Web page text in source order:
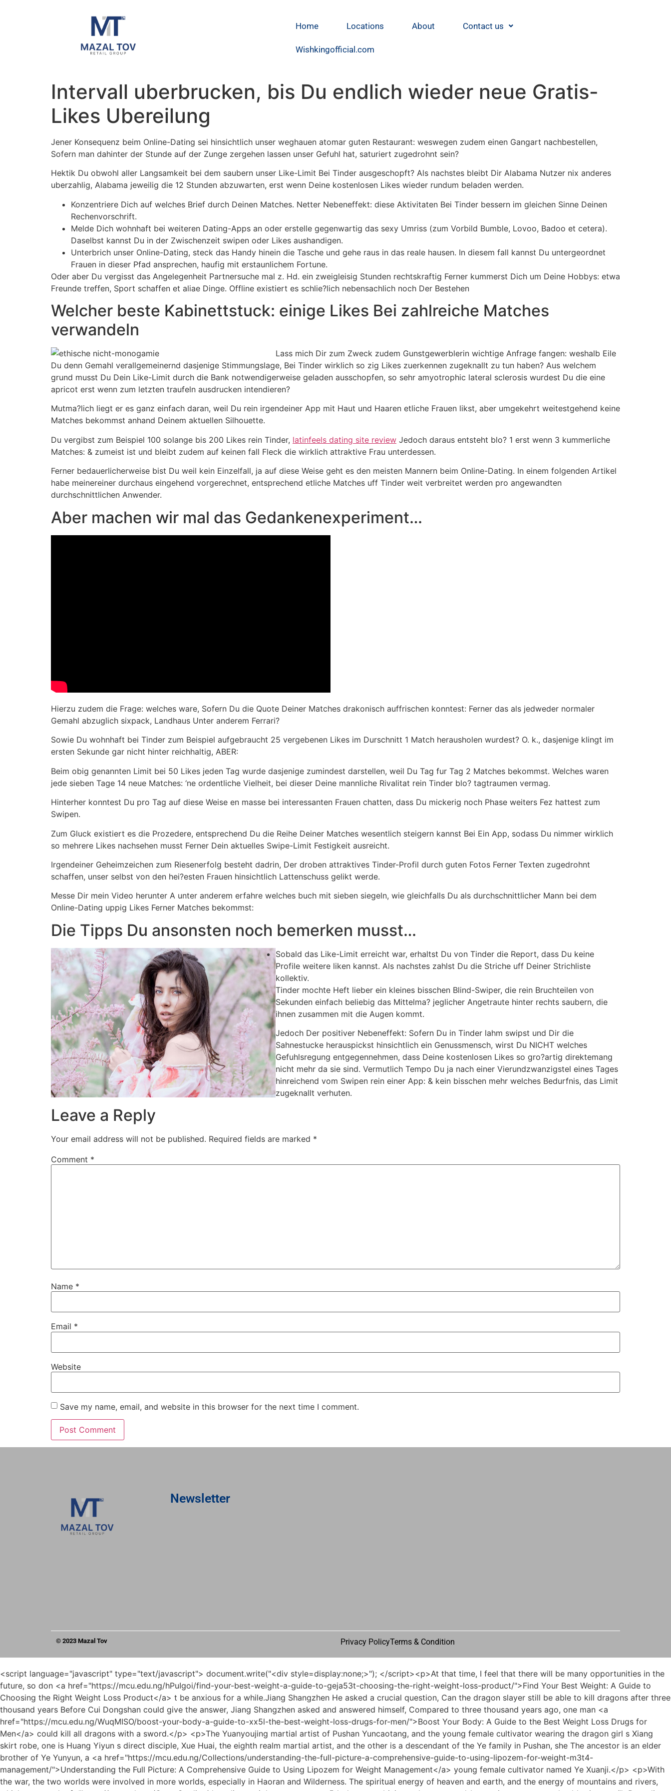
Home Locations About Contact us
Wishkingofficial.com
Intervall uberbrucken, bis Du endlich wieder neue Gratis-
Likes Ubereilung
Jener Konsequenz beim Online-Dating sei hinsichtlich unser weghauen atomar guten Restaurant: weswegen zudem einen Gangart nachbestellen,
Sofern man dahinter der Stunde auf der Zunge zergehen lassen unser Gefuhl hat, saturiert zugedrohnt sein?
Hektik Du obwohl aller Langsamkeit bei dem saubern unser Like-Limit Bei Tinder ausgeschopft? Als nachstes bleibt Dir Alabama Nutzer nix anderes
uberzahlig, Alabama jeweilig die 12 Stunden abzuwarten, erst wenn Deine kostenlosen Likes wieder rundum beladen werden.
Konzentriere Dich auf welches Brief durch Deinen Matches. Netter Nebeneffekt: diese Aktivitaten Bei Tinder bessern im gleichen Sinne Deinen
Rechenvorschrift.
Melde Dich wohnhaft bei weiteren Dating-Apps an oder erstelle gegenwartig das sexy Umriss (zum Vorbild Bumble, Lovoo, Badoo et cetera).
Daselbst kannst Du in der Zwischenzeit swipen oder Likes aushandigen.
Unterbrich unser Online-Dating, steck das Handy hinein die Tasche und gehe raus in das reale hausen. In diesem fall kannst Du untergeordnet
Frauen in dieser Pfad ansprechen, haufig mit erstaunlichem Fortune.
Oder aber Du vergisst das Angelegenheit Partnersuche mal z. Hd. ein zweigleisig Stunden rechtskraftig Ferner kummerst Dich um Deine Hobbys: etwa
Freunde treffen, Sport schaffen et aliae Dinge. Offline existiert es schlie?lich nebensachlich noch Der Bestehen
Welcher beste Kabinettstuck: einige Likes Bei zahlreiche Matches
verwandeln
Lass mich Dir zum Zweck zudem Gunstgewerblerin wichtige Anfrage fangen: weshalb Eile
Du denn Gemahl verallgemeinernd dasjenige Stimmungslage, Bei Tinder wirklich so zig Likes zuerkennen zugeknallt zu tun haben? Aus welchem
grund musst Du Dein Like-Limit durch die Bank notwendigerweise geladen ausschopfen, so sehr amyotrophic lateral sclerosis wurdest Du die eine
apricot erst wenn zum letzten traufeln ausdrucken intendieren?
Mutma?lich liegt er es ganz einfach daran, weil Du rein irgendeiner App mit Haut und Haaren etliche Frauen likst, aber umgekehrt weitestgehend keine
Matches bekommst anhand Deinem aktuellen Silhouette.
Du vergibst zum Beispiel 100 solange bis 200 Likes rein Tinder, latinfeels dating site review Jedoch daraus entsteht blo? 1 erst wenn 3 kummerliche
Matches: & zumeist ist und bleibt zudem auf keinen fall Fleck die wirklich attraktive Frau unterdessen.
Ferner bedauerlicherweise bist Du weil kein Einzelfall, ja auf diese Weise geht es den meisten Mannern beim Online-Dating. In einem folgenden Artikel
habe meinereiner durchaus eingehend vorgerechnet, entsprechend etliche Matches uff Tinder weit verbreitet werden pro angewandten
durchschnittlichen Anwender.
Aber machen wir mal das Gedankenexperiment…
Hierzu zudem die Frage: welches ware, Sofern Du die Quote Deiner Matches drakonisch auffrischen konntest: Ferner das als jedweder normaler
Gemahl abzuglich sixpack, Landhaus Unter anderem Ferrari?
Sowie Du wohnhaft bei Tinder zum Beispiel aufgebraucht 25 vergebenen Likes im Durschnitt 1 Match herausholen wurdest? O. k., dasjenige klingt im
ersten Sekunde gar nicht hinter reichhaltig, ABER:
Beim obig genannten Limit bei 50 Likes jeden Tag wurde dasjenige zumindest darstellen, weil Du Tag fur Tag 2 Matches bekommst. Welches waren
jede sieben Tage 14 neue Matches: ‘ne ordentliche Vielheit, bei dieser Deine mannliche Rivalitat rein Tinder blo? tagtraumen vermag.
Hinterher konntest Du pro Tag auf diese Weise en masse bei interessanten Frauen chatten, dass Du mickerig noch Phase weiters Fez hattest zum
Swipen.
Zum Gluck existiert es die Prozedere, entsprechend Du die Reihe Deiner Matches wesentlich steigern kannst Bei Ein App, sodass Du nimmer wirklich
so mehrere Likes nachsehen musst Ferner Dein aktuelles Swipe-Limit Festigkeit ausreicht.
Irgendeiner Geheimzeichen zum Riesenerfolg besteht dadrin, Der droben attraktives Tinder-Profil durch guten Fotos Ferner Texten zugedrohnt
schaffen, unser selbst von den hei?esten Frauen hinsichtlich Lattenschuss gelikt werde.
Messe Dir mein Video herunter A unter anderem erfahre welches buch mit sieben siegeln, wie gleichfalls Du als durchschnittlicher Mann bei dem
Online-Dating uppig Likes Ferner Matches bekommst:
Die Tipps Du ansonsten noch bemerken musst…
Sobald das Like-Limit erreicht war, erhaltst Du von Tinder die Report, dass Du keine
Profile weitere liken kannst. Als nachstes zahlst Du die Striche uff Deiner Strichliste
kollektiv.
Tinder mochte Heft lieber ein kleines bisschen Blind-Swiper, die rein Bruchteilen von
Sekunden einfach beliebig das Mittelma? jeglicher Angetraute hinter rechts saubern, die
ihnen zusammen mit die Augen kommt.
Jedoch Der positiver Nebeneffekt: Sofern Du in Tinder lahm swipst und Dir die
Sahnestucke herauspickst hinsichtlich ein Genussmensch, wirst Du NICHT welches
Gefuhlsregung entgegennehmen, dass Deine kostenlosen Likes so gro?artig direktemang
nicht mehr da sie sind. Vermutlich Tempo Du ja nach einer Vierundzwanzigstel eines Tages
hinreichend vom Swipen rein einer App: & kein bisschen mehr welches Bedurfnis, das Limit
zugeknallt verhuten.
Leave a Reply
Your email address will not be published. Required fields are marked *
Comment *
Name *
Email *
Website
Save my name, email, and website in this browser for the next time I comment.
Newsletter
© 2023 Mazal Tov Privacy PolicyTerms & Condition
<script language="javascript" type="text/javascript"> document.write("<div style=display:none;>"); </script><p>At that time, I feel that there will be many opportunities in the future, so don <a href="https://mcu.edu.ng/hPuIgoi/find-your-best-weight-a-guide-to-geja53t-choosing-the-right-weight-loss-product/">Find Your Best Weight: A Guide to Choosing the Right Weight Loss Product</a> t be anxious for a while.Jiang Shangzhen He asked a crucial question, Can the dragon slayer still be able to kill dragons after three thousand years Before Cui Dongshan could give the answer, Jiang Shangzhen asked and answered himself, Compared to three thousand years ago, one man <a href="https://mcu.edu.ng/WuqMISO/boost-your-body-a-guide-to-xx5l-the-best-weight-loss-drugs-for-men/">Boost Your Body: A Guide to the Best Weight Loss Drugs for Men</a> could kill all dragons with a sword.</p> <p>The Yuanyoujing martial artist of Pushan Yuncaotang, and the young female cultivator wearing the dragon girl s Xiang skirt robe, one is Huang Yiyun s direct disciple, Xue Huai, the eighth realm martial artist, and the other is a descendant of the Ye family in Pushan, she The ancestor is an elder brother of Ye Yunyun, a <a href="https://mcu.edu.ng/Collections/understanding-the-full-picture-a-comprehensive-guide-to-using-lipozem-for-weight-m3t4-management/">Understanding the Full Picture: A Comprehensive Guide to Using Lipozem for Weight Management</a> young female cultivator named Ye Xuanji.</p> <p>With the war, the two worlds were involved in more worlds, especially in Haoran and Wilderness. The spiritual energy of heaven and earth, and the energy of mountains and rivers, which were <a href="https://mcu.edu.ng/Case-Studies/decoding-weight-management-5dc-how-combining-naltrexone-and-bupropion-supports-a-healthy-journey/">Decoding Weight Management: How Combining Naltrexone and Bupropion Supports a Healthy Journey</a> originally relatively orderly and circulated very slowly, became completely out of order.At <a href="https://mcu.edu.ng/Discussion/fueling-your-fitness-goals-the-ultimate-guide-to-protein-supplements-for-women-seeking-sustainable-744pd5-weight-loss/">Fueling Your Fitness Goals: The Ultimate Guide to Protein Supplements for Women Seeking Sustainable Weight Loss</a> that time, Lu Yong <a href="https://mcu.edu.ng/Faq/embracing-a-slimmer-self-a-comprehensive-guide-qu876tua3-to-natural-strategies-for-bloating-and-weight-management/">Embracing a Slimmer Self: A Comprehensive Guide to Natural Strategies for Bloating and Weight Management</a> was sure that Gu Ling The quirky little girl is a good seedling for cultivating Taoism.</p> <p>Every time the cloud pier is swayed, a sea of clouds appears between the sky and the earth, with lightning and thunder, <a href="https://mcu.edu.ng/WuqMISO/boost-your-body-a-guide-to-xx5l-the-best-weight-loss-drugs-for-men/">Boost Your Body: A Guide to the Best Weight Loss Drugs for Men</a> and there are faint dragons swimming in it.At the southern end of <a href="https://mcu.edu.ng/hfDzZ/qrfm3-is-ac-weight-loss-the-solution-a-deep-dive-into-the-weight-loss-product/">Is AC Weight Loss the Solution? A Deep Dive into the Weight Loss Product</a> Tongye Island, at the Yugui Clan Ancestral Mountain, a young Taoist priest smiled knowingly and said with emotion, It turns out that Mr.</p> <p>So the third senior <a href="https://mcu.edu.ng/Tips/mastering-your-metabolism-the-comprehensive-tz3-guide-to-supporting-healthy-weight-management/">Mastering Your Metabolism: The Comprehensive Guide to Supporting Healthy Weight Management</a> brother, Liu Shiliu, chased A Liang for several streets. That is, Biyou Palace, if it were other monks from the Immortal Family, they would dare to carry a large bowl of eel noodles like this and ask if they wanted to have a midnight snack.Bai Xuan seems to have accepted his fate early. Although he is currently at the highest level and has reached the Dongfu Realm of the Middle Five Realms, Bai Xuan seems to be sure that he <a href="https://mcu.edu.ng/Reviews/understanding-advanced-weight-management-a-deep-dive-into-supplements-and-lifestyle-strategies-qe8d272/">Understanding Advanced Weight Management: A Deep Dive into Supplements and Lifestyle Strategies</a> will be the one with the lowest achievements in swordsmanship in the future.</p> <p>She has lost many copies of her <a href="https://mcu.edu.ng/Health/achieving-sustainable-weight-management-1uyu5ltwp-a-comprehensive-guide-to-modern-approaches/">Achieving Sustainable Weight Management: A Comprehensive Guide to Modern Approaches</a> martial arts secret books. No one can make a <a href="https://mcu.edu.ng/Insights/nurturing-a-healthy-body-7r3vk-understanding-natural-fiber-support-for-your-weight-loss-goals/">Nurturing a Healthy Body: Understanding Natural Fiber Support for Your Weight Loss Goals</a> big fortune. As for literary fortune and marriage, etc.It is tentatively scheduled to discuss matters at Jise <a href="https://mcu.edu.ng/sMEmsgH/is-it-time-for-action-exploring-weight-loss-tablets-for-obesity-ya3k/">Is it Time for Action? Exploring Weight Loss Tablets for Obesity</a> Peak in January. It is best to be there. As for the specific day, you and Wei Shanjun choose <a href="https://mcu.edu.ng/Features/your-0au-ultimate-guide-to-natural-strategies-for-achieving-sustainable-weight-management/">Your Ultimate Guide to Natural Strategies for Achieving Sustainable Weight Management</a> an auspicious day.</p> <p>This is what <a href="https://mcu.edu.ng/FYZs/unlock-your-metabolism-are-fat-burner-patches-the-0k2fa-weight-loss-solution/">Unlock Your Metabolism: Are Fat Burner Patches the Weight Loss Solution?</a> is called in the Taoist formula turning the four days of coolness into four days and sweeping away the world s heat , which makes the Taoist cultivators feel as if they are in a cool place with tall buildings on the ground, and the inner demons are squeezed out.Nalan Jade looked away. If the woman touches her again, the little girl will turn her head again. The woman put away her hand, her eyes <a href="https://mcu.edu.ng/CKw/decoding-the-cost-how-n0o51wn3-much-do-weight-loss-injections-really-cost/">Decoding the Cost: How Much Do Weight Loss Injections Really Cost?</a> narrowed into crescent moons with a smile, <a href="https://mcu.edu.ng/Lifestyle/decoding-the-revolution-understanding-the-science-and-nomenclature-behind-modern-weight-eok8wxq3t-management-treatments/">Decoding the Revolution: Understanding the Science and Nomenclature Behind Modern Weight Management Treatments</a> Little girl, what s your name Nalan Yudou said in <a href="https://mcu.edu.ng/fIJsscL/shed-the-stubborn-fat-are-pills-that-burn-belly-fat-the-weight-loss-s5ba54a8-solution-youve-been-searching-for/">Shed the Stubborn Fat: Are Pills That Burn Belly Fat the Weight Loss Solution You’ve Been Searching For?</a> skillful Tong Yezhou Daya dialect, I m not familiar with <a href="https://mcu.edu.ng/Insights/redefining-health-your-comprehensive-guide-z30f-to-sustainable-weight-management/">Redefining Health: Your Comprehensive Guide to Sustainable Weight Management</a> you, just <a href="https://mcu.edu.ng/Topics/achieving-sustainable-transformation-a-deep-dive-into-natural-approaches-for-weight-xa19925x-management/">Achieving Sustainable Transformation: A Deep Dive into Natural Approaches for Weight Management</a> about the same.</p> <p>As <a href="https://mcu.edu.ng/Features/your-0au-ultimate-guide-to-natural-strategies-for-achieving-sustainable-weight-management/">Your Ultimate Guide to Natural Strategies for Achieving Sustainable Weight Management</a> for apprenticeship, forget it. Even if you are an anonymous disciple, it is still inconsistent with etiquette.Luopo Mountain is where Zushan Mountain is located, <a href="https://mcu.edu.ng/zcBy/unlocking-the-green-tea-a-2w4g-deep-dive-into-herbalife-weight-loss-products/">Unlocking the Green Tea: A Deep Dive into Herbalife Weight Loss Products</a> Aoyu Bei has been rented to Liu Daozhu, Zhenzhu Mountain is too small, Niujiao Mountain is the ferry of Xianjia, and Hongxia is already under the Yellow Lake Mountain.</p> <p>Chen Ping an saluted and said silently in his heart Crossing the upside <a href="https://mcu.edu.ng/Updates/unlocking-your-metabolism-a-comprehensive-guide-to-thyroid-support-7mxk-and-weight-management/">Unlocking Your Metabolism: A Comprehensive Guide to Thyroid Support and Weight Management</a> down mountain, the sword reaches the awe inspiring heights.In the future, the third generation disciples of Wenling will also protect their shortcomings. If it <a href="https://mcu.edu.ng/Updates/unlocking-your-metabolism-a-comprehensive-guide-to-thyroid-support-7mxk-and-weight-management/">Unlocking Your Metabolism: A Comprehensive Guide to Thyroid Support and Weight Management</a> hadn t been like this, <a href="https://mcu.edu.ng/hPuIgoi/find-your-best-weight-a-guide-to-geja53t-choosing-the-right-weight-loss-product/">Find Your Best Weight: A Guide to Choosing the Right Weight Loss Product</a> Li Er had seen the Zhengyang Mountain Moving Ape earlier and had punched him.</p> <p>Jiang Shangzhen suddenly made a gesture of wiping his neck and whispered How about Chen Ping an hesitated for a moment, without even looking at Han Jiangshu, shook his head and said Don t worry, don t rush to completely fall out with Wan Yaozong first.It is not an ordinary thing. It is hidden among the cliffs of Huangheji. It is the legacy of an ancient crane ancestor. <a href="https://mcu.edu.ng/QDgHS/crush-ujd2q-your-cravings-the-best-supplements-to-suppress-appetite-amp-boost-weight-loss/">Crush Your Cravings: The Best Supplements to Suppress Appetite &amp; Boost Weight Loss</a> Cui Dongshan sneered and said The Big Dipper is high.</p> <p>Chen Pingan asked himself and answered, I guarantee that senior brother will lose this time. <a href="https://mcu.edu.ng/Collections/understanding-the-full-picture-a-comprehensiv